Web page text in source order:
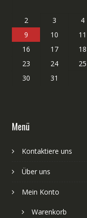
2
3 4
9
10 11
16
17 18
23
24 25
30
31
Menü
Kontaktiere uns
Über uns
Mein Konto
Warenkorb